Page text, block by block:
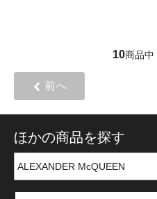
10商品中
前へ
ほかの商品を探す